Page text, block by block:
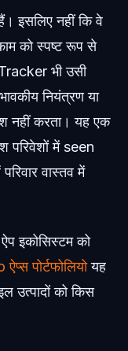
इसलिए नहीं कि वे
को स्पष्ट रूप से
भी उसी
नियंत्रण या
नहीं करता। यह एक
परिवेशों में seen
वास्तव में
इकोसिस्टम को
पोर्टफोलियोयह
उत्पादों को किस